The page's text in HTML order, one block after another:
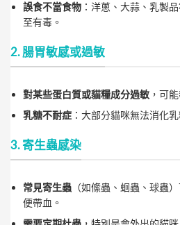
誤食不當食物 ：洋蔥、大蒜、乳製
至有毒。
2. 腸胃敏感或過敏
對某些蛋白質或貓糧成分過敏 ，可
乳糖不耐症 ：大部分貓咪無法消化
3. 寄生蟲感染
常見寄生蟲 （如絛蟲、蛔蟲、球蟲
便帶血。